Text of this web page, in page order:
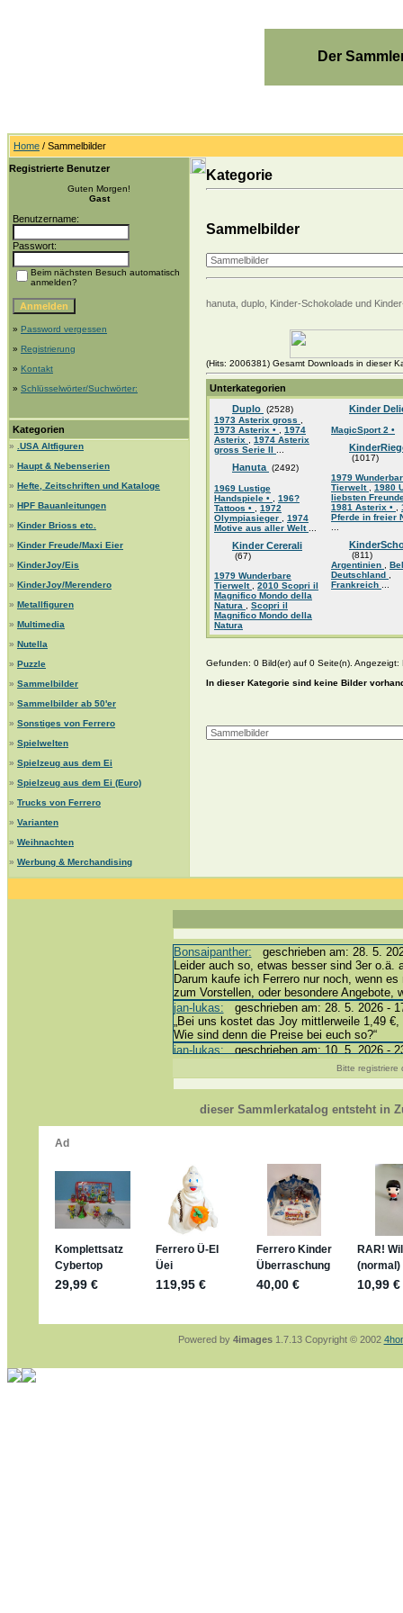
Der
Home / Sammelbilder
Registrierte Benutzer
Guten Morgen!
Gast
Benutzername:
Passwort:
Beim nächsten Besuch automatisch
anmelden?
» Password vergessen
» Registrierung
» Kontakt
» Schlüsselwörter/Suchwörter:
Kategorien
»
.USA Altfiguren
» Haupt & Nebenserien
» Hefte, Zeitschriften und Kataloge
» HPF Bauanleitungen
» Kinder Brioss etc.
» Kinder Freude/Maxi Eier
» KinderJoy/Eis
» KinderJoy/Merendero
» Metallfiguren
» Multimedia
» Nutella
» Puzzle
» Sammelbilder
» Sammelbilder ab 50'er
» Sonstiges von Ferrero
» Spielwelten
» Spielzeug aus dem Ei
» Spielzeug aus dem Ei (Euro)
» Trucks von Ferrero
» Varianten
» Weihnachten
» Werbung & Merchandising
Kategorie
Sammelbilder
hanuta, duplo, Kinder-Schokolade und
(Hits: 2006381) Gesamt Downloads in dieser
Unterkategorien
Duplo (2528)
1973 Asterix gross
1973 Asterix •
1974
Asterix
1974 Asterix
gross Serie II
Hanuta (2492)
1969 Lustige
Handspiele •
196?
Tattoos •
1972
Olympiasieger
1974
Motive aus aller Welt
Kinder Cererali
(67)
1979 Wunderbare
Tierwelt
2010 Scopri il
Magnifico Mondo della
Natura
Scopri il
Magnifico Mondo della
Natura
Kinder
MagicSport 2 •
(1017)
1979
Tierwelt
1980
liebsten
1981 Asterix •
Pferde in freier
(811)
Argentinien
Deutschland
Frankreich
Gefunden: 0 Bild(er) auf 0 Seite(n). Angezeigt:
In dieser Kategorie sind keine Bilder
Bonsaipanther: geschrieben am: 28. 5.
Leider auch so, etwas besser sind 3er o.ä.
Darum kaufe ich Ferrero nur noch, wenn
zum Vorstellen, oder besondere Angebote,
jan-lukas: geschrieben am: 28. 5. 2026 -
„Bei uns kostet das Joy mittlerweile 1,49
Wie sind denn die Preise bei euch so?“
jan-lukas:geschrieben am: 10. 5. 2026 -
Bonsaipanther:geschrieben am: 10. 5.
@ Harald
https://www.ue-ei-portal-
Dein Enkel sollte zur Strafe die nächsten
Für die Figuren VC307, 310, 318 und 326
mein Enkel hat die leider weggeworfen
jan-lukas:
geschrieben am: 29. 4. 2026 -
https://www.ferrero-
sammelspass.de/einladung/
jan-lukas:
geschrieben am: 28. 4. 2026 -
stimmt, jetzt fällt es mir auch ein
geschrieben am: 28. 4.
So habe ich das in Erinnerung ... oder?
jan-lukas:geschrieben am: 28. 4. 2026 -
Bitte registriere
dieser Sammlerkatalog entsteht in
Powered by 4images1.7.13 Copyright © 2002